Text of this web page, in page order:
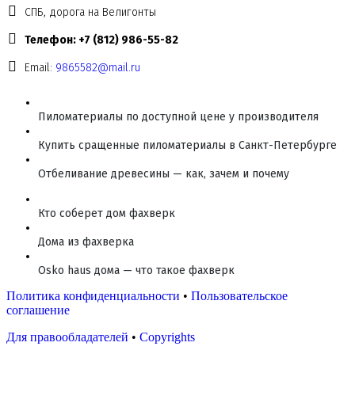
СПБ, дорога на Велигонты
Телефон: +7 (812) 986-55-82
Email: 9865582@mail.ru
Пиломатериалы по доступной цене у производителя
Купить сращенные пиломатериалы в Санкт-Петербурге
Отбеливание древесины — как, зачем и почему
Кто соберет дом фахверк
Дома из фахверка
Osko haus дома — что такое фахверк
Политика конфиденциальности • Пользовательское
соглашение
Для правообладателей • Copyrights